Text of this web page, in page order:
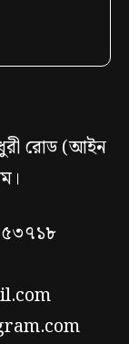
রোড (আইন